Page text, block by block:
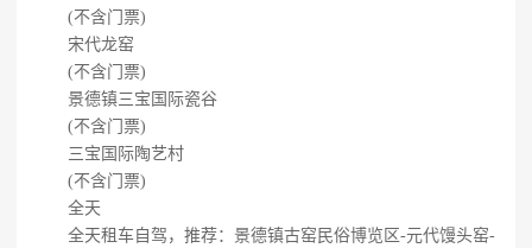
(不含门票)
宋代龙窑
(不含门票)
景德镇三宝国际瓷谷
(不含门票)
三宝国际陶艺村
(不含门票)
全天
全天租车自驾，推荐：景德镇古窑民俗博览区-元代馒头窑-